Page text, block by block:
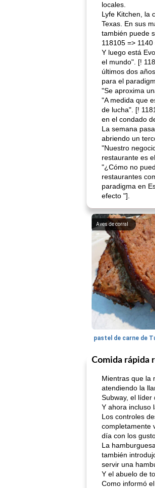
locales.
Lyfe Kitchen, la
Texas. En sus
también puede
118105 =>
Y luego está
el mundo". [!
últimos dos
para el
"Se aproxima
"A medida que
de lucha". [!
en el condado
La semana
abriendo un
"Nuestro
restaurante es
"¿Cómo no
restaurantes
paradigma en
efecto "].
Aves de corral
pastel de carne de
Comida rápida
Mientras que la
atendiendo la
Subway, el líder
Y ahora incluso
Los controles
completamente
día con los
La
también
servir una
Y el abuelo de
Como informó